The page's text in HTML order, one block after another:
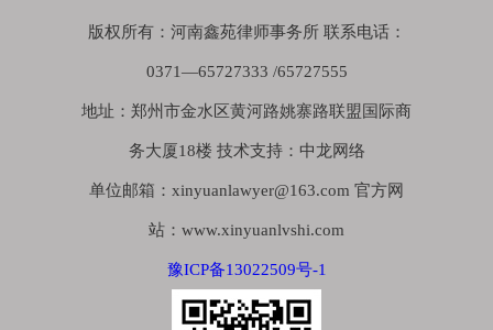
版权所有：河南鑫苑律师事务所 联系电话：
0371—65727333 /65727555
地址：郑州市金水区黄河路姚寨路联盟国际商
务大厦18楼 技术支持：中龙网络
单位邮箱：xinyuanlawyer@163.com 官方网
站：www.xinyuanlvshi.com
豫ICP备13022509号-1